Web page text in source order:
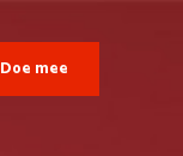
Doe mee